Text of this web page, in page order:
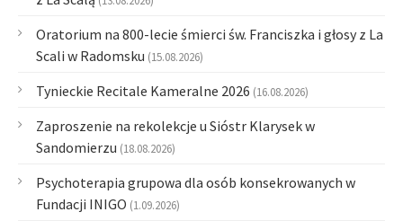
Oratorium na 800-lecie śmierci św. Franciszka i głosy z La
Scali w Radomsku (15.08.2026)
Tynieckie Recitale Kameralne 2026 (16.08.2026)
Zaproszenie na rekolekcje u Sióstr Klarysek w
Sandomierzu (18.08.2026)
Psychoterapia grupowa dla osób konsekrowanych w
Fundacji INIGO (1.09.2026)